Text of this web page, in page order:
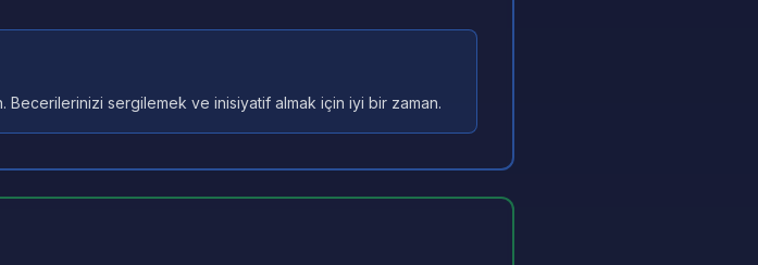
sergilemek ve inisiyatif almak için iyi bir zaman.